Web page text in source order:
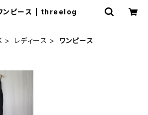
ンピース | threelog
レディース ワンピース